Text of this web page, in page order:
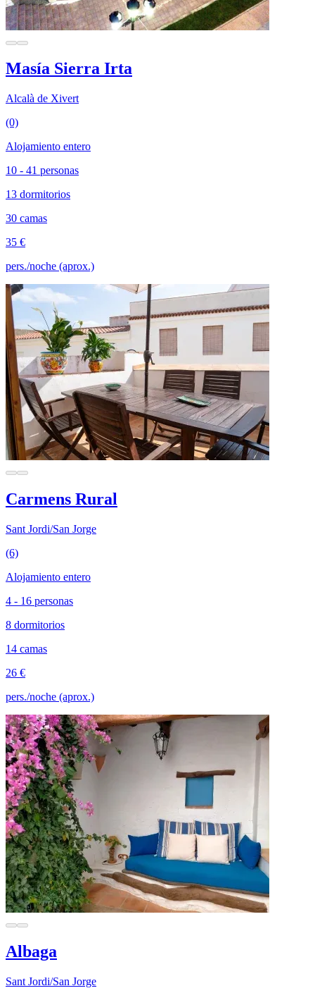
Masía Sierra Irta
Alcalà de Xivert
(0)
Alojamiento entero
10 - 41 personas
13 dormitorios
30 camas
35 €
pers./noche (aprox.)
Carmens Rural
Sant Jordi/San Jorge
(6)
Alojamiento entero
4 - 16 personas
8 dormitorios
14 camas
26 €
pers./noche (aprox.)
Albaga
Sant Jordi/San Jorge